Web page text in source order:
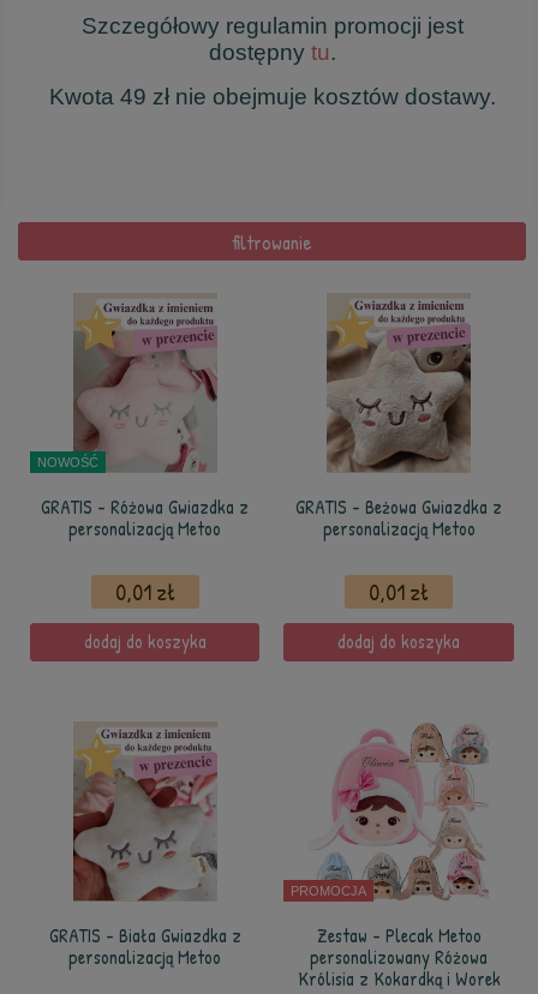
Szczegółowy regulamin promocji jest
dostępny tu.
Kwota 49 zł nie obejmuje kosztów dostawy.
filtrowanie
NOWOŚĆ
GRATIS - Różowa Gwiazdka z
personalizacją Metoo
0,01 zł
dodaj do koszyka
GRATIS - Beżowa Gwiazdka z
personalizacją Metoo
0,01 zł
dodaj do koszyka
GRATIS - Biała Gwiazdka z
personalizacją Metoo
PROMOCJA
Zestaw - Plecak Metoo
personalizowany Różowa
Królisia z Kokardką i Worek